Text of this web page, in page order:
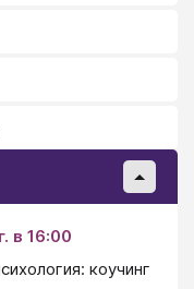
в 16:00
коучинг